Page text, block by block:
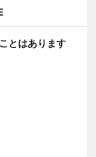
とはあります